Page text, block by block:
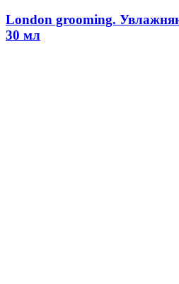
London grooming.
30 мл